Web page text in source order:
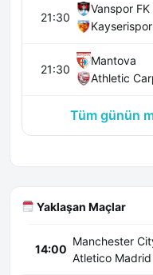
21:30
Vanspor FK
Kayserispor
21:30
Mantova
Athletic
Tüm günün
Yaklaşan Maçlar
14:00
Manchester
Atletico Madrid